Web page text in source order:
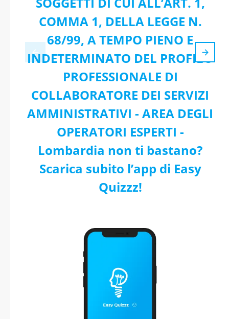
COMMA 1, DELLA LEGGE N.
68/99, A TEMPO PIENO E
INDETERMINATO DEL PROFILO
PROFESSIONALE DI
COLLABORATORE DEI SERVIZI
AMMINISTRATIVI - AREA DEGLI
OPERATORI ESPERTI -
Lombardia non ti bastano?
Scarica subito l’app di Easy
Quizzz!